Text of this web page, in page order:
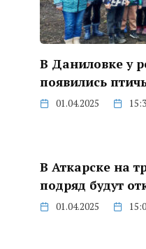
В Даниловке у
появились
01.04.2025
В Аткарске на
подряд будут
01.04.2025